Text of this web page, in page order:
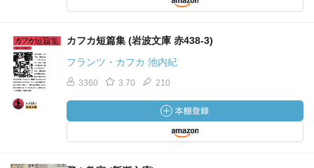
カフカ短篇集 (岩波文庫 赤438-3)
フランツ・カフカ 池内紀
3360 3.70 210